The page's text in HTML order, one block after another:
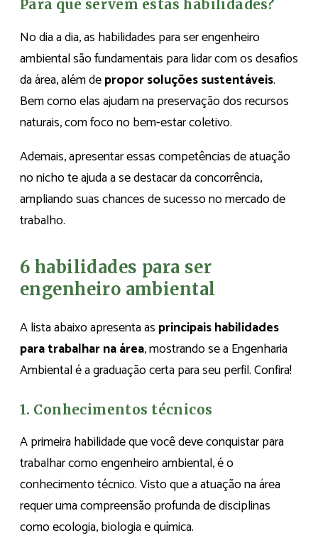
Para que servem estas habilidades?
No dia a dia, as habilidades para ser engenheiro
ambiental são fundamentais para lidar com os desafios
da área, além depropor soluções sustentáveis.
Bem como elas ajudam na preservação dos recursos
naturais, com foco no bem-estar coletivo.
Ademais, apresentar essas competências de atuação
no nicho te ajuda a se destacar da concorrência,
ampliando suas chances de sucesso no mercado de
trabalho.
6 habilidades para ser
engenheiro ambiental
A lista abaixo apresenta as principais habilidades
para trabalhar na área, mostrando se a Engenharia
Ambiental é a graduação certa para seu perfil. Confira!
1. Conhecimentos técnicos
A primeira habilidade que você deve conquistar para
trabalhar como engenheiro ambiental, é o
conhecimento técnico. Visto que a atuação na área
requer uma compreensão profunda de disciplinas
como ecologia, biologia e química.